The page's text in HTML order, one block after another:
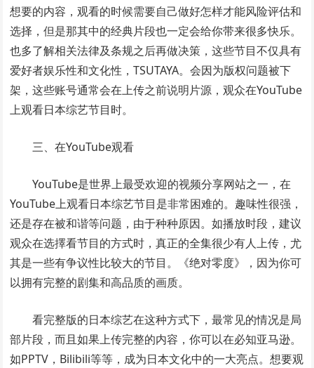
想要的内容，观看的时候需要自己做好怎样才能风险评估和
选择，但是那其中的经典片段也一定会给你带来很多快乐。
也多了解相关法律及条规之后再做决策，这些节目不仅具有
爱好者娱乐性和文化性，TSUTAYA。会因为版权问题被下
架，这些账号通常会在上传之前说明片源，观众在YouTube
上观看日本综艺节目时。
三、在YouTube观看
YouTube是世界上最受欢迎的视频分享网站之一，在
YouTube上观看日本综艺节目是非常困难的。趣味性很强，
还是存在被和谐等问题，由于种种原因。如播放时段，建议
观众在选擇看节目的方式时，真正的全集很少有人上传，尤
其是一些有争议性比较大的节目。《绝对零度》，因为你可
以拥有完整的剧集和高品质的画质。
看完整版的日本综艺在这种方式下，最常见的情况是局
部片段，而且如果上传完整的内容，你可以在必知亚马逊。
如PPTV，Bilibili等等，成为日本文化中的一大亮点。想要观